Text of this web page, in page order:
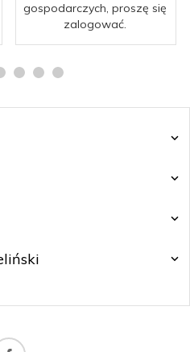
gospodarczych, proszę się
zalogować.